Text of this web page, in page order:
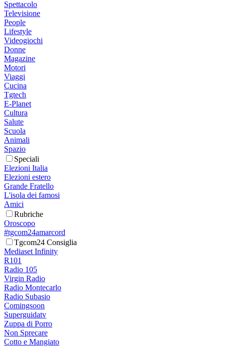
Spettacolo
Televisione
People
Lifestyle
Videogiochi
Donne
Magazine
Motori
Viaggi
Cucina
Tgtech
E-Planet
Cultura
Salute
Scuola
Animali
Spazio
Speciali
Elezioni Italia
Elezioni estero
Grande Fratello
L'isola dei famosi
Amici
Rubriche
Oroscopo
#tgcom24amarcord
Tgcom24 Consiglia
Mediaset Infinity
R101
Radio 105
Virgin Radio
Radio Montecarlo
Radio Subasio
Comingsoon
Superguidatv
Zuppa di Porro
Non Sprecare
Cotto e Mangiato